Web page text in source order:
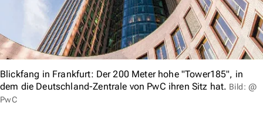
Blickfang in Frankfurt: Der 200 Meter hohe "Tower185", in
dem die Deutschland-Zentrale von PwC ihren Sitz hat. Bild: @
PwC